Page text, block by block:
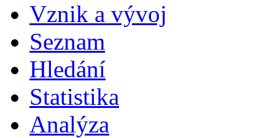
Vznik a vývoj
Seznam
Hledání
Statistika
Analýza